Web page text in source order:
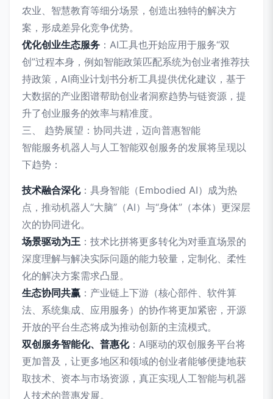
农业、智慧教育等细分场景，创造出独特的解决方
案，形成差异化竞争优势。
优化创业生态服务 ：AI工具也开始应用于服务“双
创”过程本身，例如智能政策匹配系统为创业者推荐扶
持政策，AI商业计划书分析工具提供优化建议，基于
大数据的产业图谱帮助创业者洞察趋势与链资源，提
升了创业服务的效率与精准度。
三、 趋势展望：协同共进，迈向普惠智能
智能服务机器人与人工智能双创服务的发展将呈现以
下趋势：
技术融合深化：具身智能（Embodied AI）成为热
点，推动机器人“大脑”（AI）与“身体”（本体）更深层
次的协同进化。
场景驱动为王 ：技术比拼将更多转化为对垂直场景的
深度理解与解决实际问题的能力较量，定制化、柔性
化的解决方案需求凸显。
生态协同共赢 ：产业链上下游（核心部件、软件算
法、系统集成、应用服务）的协作将更加紧密，开源
开放的平台生态将成为推动创新的主流模式。
双创服务智能化、普惠化：AI驱动的双创服务平台将
更加普及，让更多地区和领域的创业者能够便捷地获
取技术、资本与市场资源，真正实现人工智能与机器
人技术的普惠发展。